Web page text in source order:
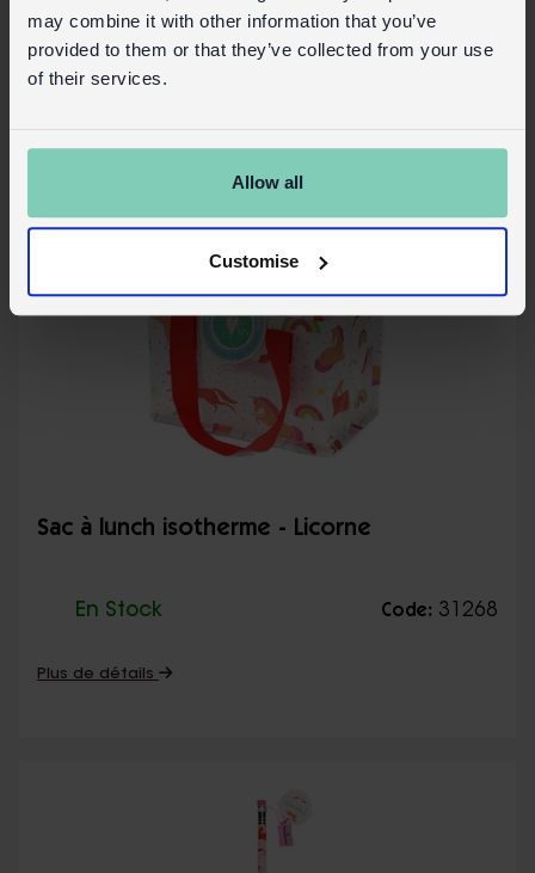
may combine it with other information that you’ve
provided to them or that they’ve collected from your use
of their services.
Allow all
Customise
En Stock Code:
Plus de détails
Sac à lunch isotherme - Licorne
En Stock Code: 31268
Plus de détails